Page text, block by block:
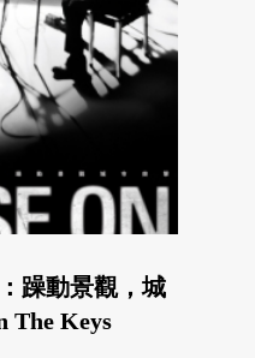
躁動景觀，城
The Keys